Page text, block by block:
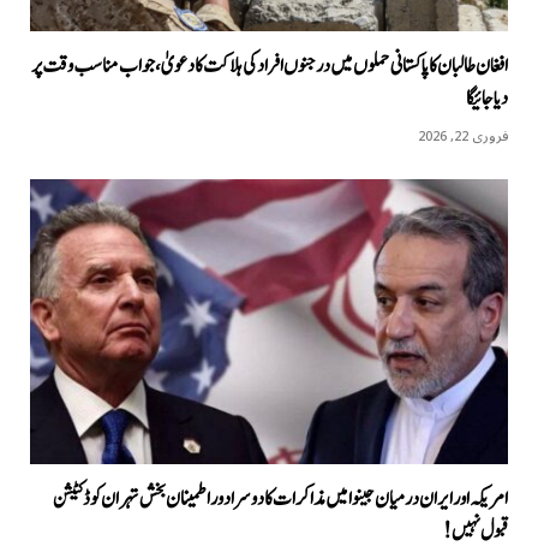
افغان طالبان کا پاکستانی حملوں میں درجنوں افراد کی ہلاکت کا دعویٰ، جواب مناسب وقت پر
دیا جائیگا
فروری 22, 2026
امریکہ اور ایران درمیان جینوا میں مذاکرات کا دوسرا دور اطمینان بخش تہران کو ڈکٹیشن
قبول نہیں!